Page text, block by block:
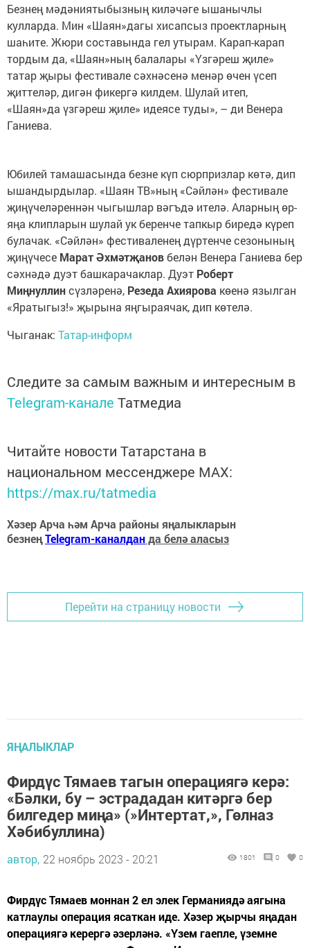
Безнең мәдәниятыбызның киләчәге ышанычлы
кулларда. Мин «Шаян»дагы хисапсыз проектларның
шаһите. Жюри составында гел утырам. Карап-карап
тордым да, «Шаян»ның балалары «Үзгәреш җиле»
татар җыры фестивале сәхнәсенә менәр өчен үсеп
җиттеләр, дигән фикергә килдем. Шулай итеп,
«Шаян»да үзгәреш җиле» идеясе туды», – ди Венера
Ганиева.
Юбилей тамашасында безне күп сюрпризлар көтә, дип
ышандырдылар. «Шаян ТВ»ның «Сәйлән» фестивале
җиңүчеләреннән чыгышлар вәгъдә ителә. Аларның өр-
яңа клипларын шулай ук беренче тапкыр биредә күреп
булачак. «Сәйлән» фестиваленең дүртенче сезонының
җиңүчесе Марат Әхмәтҗановбелән Венера Ганиева бер
сәхнәдә дуэт башкарачаклар. Дуэт Роберт
Миңнуллинсүзләренә, Резеда Ахиярова көенә язылган
«Яратыгыз!» җырына яңгыраячак, дип көтелә.
Чыганак: Татар-информ
Следите за самым важным и интересным в
Telegram-канале Татмедиа
Читайте новости Татарстана в
национальном мессенджере MАХ:
https://max.ru/tatmedia
Хәзер Арча һәм Арча районы яңалыкларын
безнеңTelegram-каналданда белә аласыз
Перейти на страницу новости
ЯҢАЛЫКЛАР
Фирдүс Тямаев тагын операциягә керә:
«Бәлки, бу – эстрададан китәргә бер
билгедер миңа» (»Интертат,», Гөлназ
Хәбибуллина)
автор, 22 ноябрь 2023 - 20:21 1801 0 0
Фирдүс Тямаев моннан 2 ел элек Германиядә аягына
катлаулы операция ясаткан иде. Хәзер җырчы яңадан
операциягә керергә әзерләнә. «Үзем гаепле, үземне